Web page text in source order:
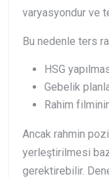
varyasyondur ve
Bu nedenle ters
HSG
Gebelik
Rahim
Ancak rahmin
yerleştirilmesi
gerektirebilir.